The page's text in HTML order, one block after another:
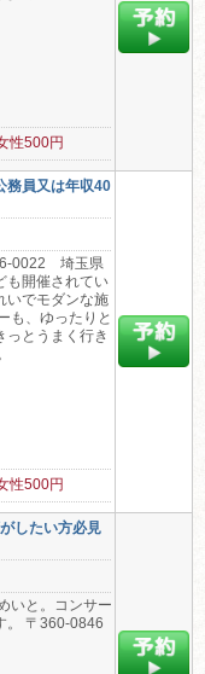
性500円
務員又は年収40
0022 埼玉県
も開催されてい
いでモダンな施
も、ゆったりと
っとうまく行き
性500円
したい方必見
いと。コンサー
。 〒360-0846